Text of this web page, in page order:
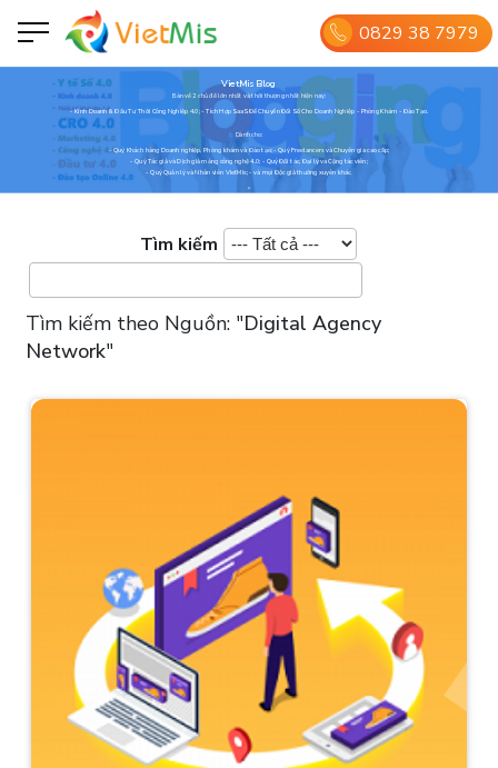
0829 38 7979
VietMis Blog
Bàn về 2 chủ đề lớn nhất và thời thượng nhất hiện nay:
- Kinh Doanh & Đầu Tư Thời Công Nghiệp 4.0; - Tích Hợp SaaS Để Chuyển Đổi Số Cho Doanh Nghiệp - Phòng Khám - Đào Tạo.
Dành cho:
- Quý Khách hàng Doanh nghiệp, Phòng khám và Đào tạo; - Quý Freelancers và Chuyên gia cao cấp;
- Quý Tác giả và Dịch giả mảng công nghệ 4.0; - Quý Đối tác, Đại lý và Cộng tác viên;
- Quý Quản lý và Nhân viên VietMis; - và mọi Độc giả thường xuyên khác.
Tìm kiếm
Tìm kiếm theo Nguồn: "Digital Agency
Network"